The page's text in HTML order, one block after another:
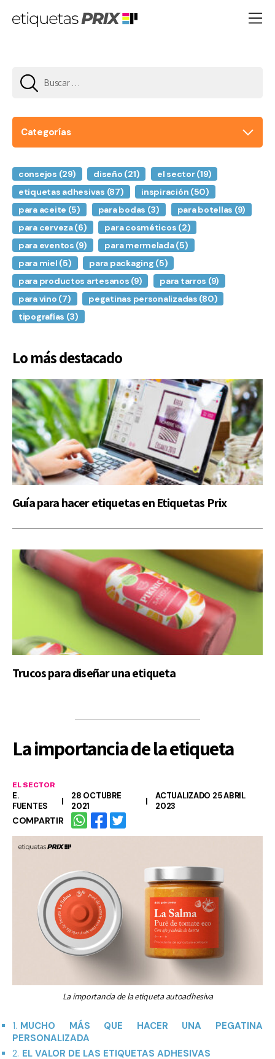
La importancia de la etiqueta
EL SECTOR
E.
FUENTES
28 OCTUBRE
2021
ACTUALIZADO 25 ABRIL
2023
COMPARTIR
La importancia de la etiqueta autoadhesiva
1. MUCHO MÁS QUE HACER UNA PEGATINA
PERSONALIZADA
2. EL VALOR DE LAS ETIQUETAS ADHESIVAS
Buscar:
Categorías
consejos (29) diseño (21) el sector(19)
etiquetas adhesivas (87) inspiración (50)
para aceite (5) para bodas (3) para botellas (9)
para cerveza(6) para cosméticos (2)
para eventos (9) para mermelada(5)
para miel (5) para packaging (5)
para productos artesanos (9) para tarros (9)
para vino (7) pegatinas personalizadas (80)
tipografías (3)
Lo más destacado
Guía para hacer etiquetas en Etiquetas Prix
Trucos para diseñar una etiqueta